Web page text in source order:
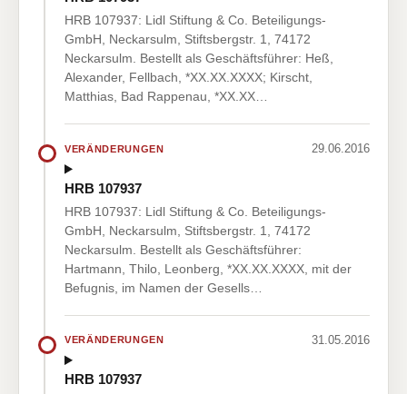
HRB 107937: Lidl Stiftung & Co. Beteiligungs-
GmbH, Neckarsulm, Stiftsbergstr. 1, 74172
Neckarsulm. Bestellt als Geschäftsführer: Heß,
Alexander, Fellbach, *XX.XX.XXXX; Kirscht,
Matthias, Bad Rappenau, *XX.XX…
VERÄNDERUNGEN 29.06.2016
HRB 107937
HRB 107937: Lidl Stiftung & Co. Beteiligungs-
GmbH, Neckarsulm, Stiftsbergstr. 1, 74172
Neckarsulm. Bestellt als Geschäftsführer:
Hartmann, Thilo, Leonberg, *XX.XX.XXXX, mit der
Befugnis, im Namen der Gesells…
VERÄNDERUNGEN 31.05.2016
HRB 107937